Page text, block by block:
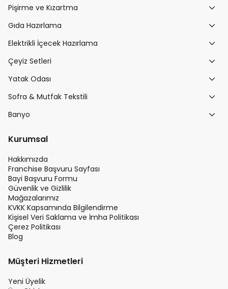
Pişirme ve Kızartma
Gıda Hazırlama
Elektrikli İçecek Hazırlama
Çeyiz Setleri
Yatak Odası
Sofra & Mutfak Tekstili
Banyo
Kurumsal
Hakkımızda
Franchise Başvuru Sayfası
Bayi Başvuru Formu
Güvenlik ve Gizlilik
Mağazalarımız
KVKK Kapsamında Bilgilendirme
Kişisel Veri Saklama ve İmha Politikası
Çerez Politikası
Blog
Müşteri Hizmetleri
Yeni Üyelik